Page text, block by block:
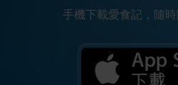
手機下載愛食記，隨時